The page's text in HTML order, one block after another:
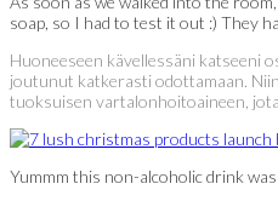
soap, so I had to test it out :) They
Huoneeseen kävellessäni katseeni
joutunut katkerasti odottamaan.
tuoksuisen vartalonhoitoaineen,
Yummm this non-alcoholic drink